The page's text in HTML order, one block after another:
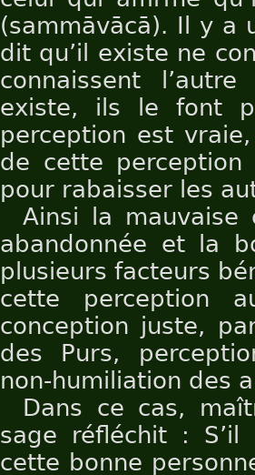
(sammāvācā). Il y a
dit qu’il existe ne
connaissent
existe, ils le font
perception est
de cette
pour rabaisser les
Ainsi la mauvaise
abandonnée et la
plusieurs facteurs
cette perception
conception juste,
des Purs,
non-humiliation des
Dans ce cas,
sage réfléchit :
cette bonne